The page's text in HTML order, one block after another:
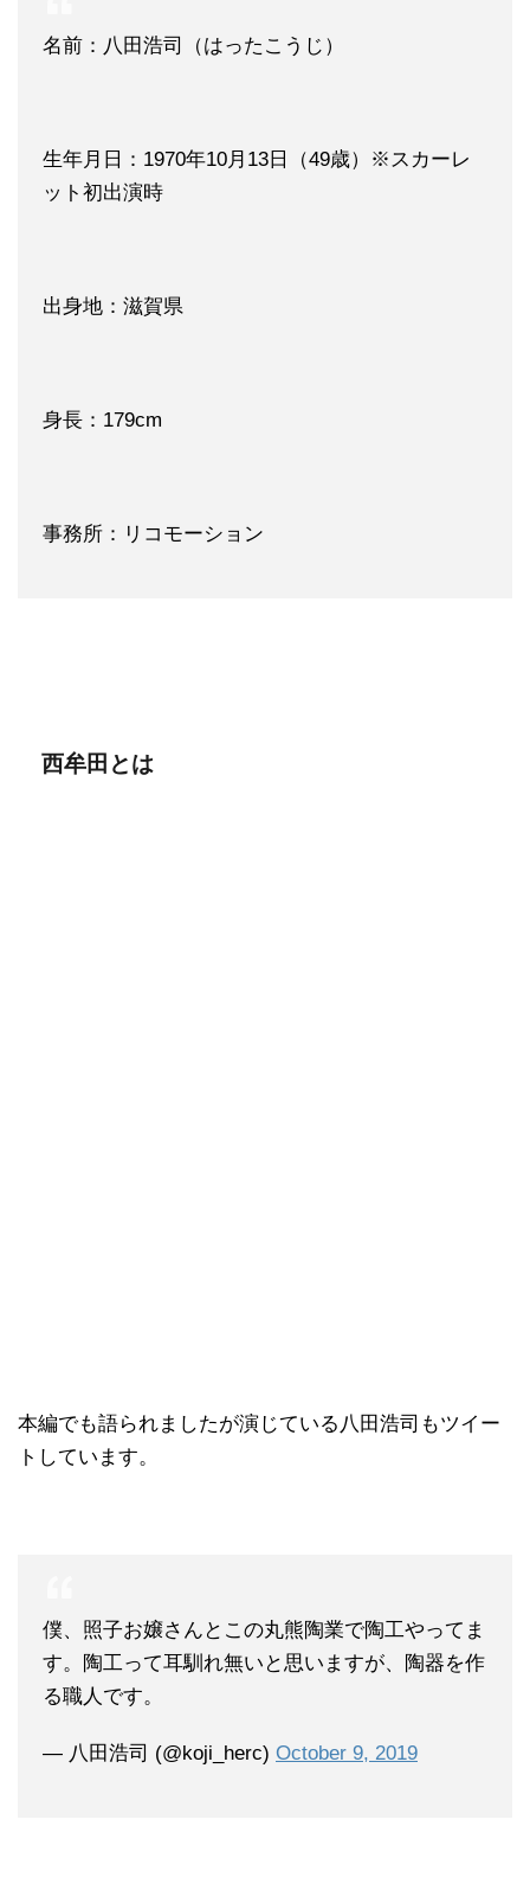
名前：八田浩司（はったこうじ）
生年月日：1970年10月13日（49歳）※スカーレ
ット初出演時
出身地：滋賀県
身長：179cm
事務所：リコモーション
西牟田とは
本編でも語られましたが演じている八田浩司もツイー
トしています。
僕、照子お嬢さんとこの丸熊陶業で陶工やってま
す。陶工って耳馴れ無いと思いますが、陶器を作
る職人です。
— 八田浩司 (@koji_herc) October 9, 2019